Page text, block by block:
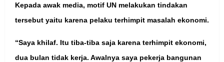
Kepada awak media, motif UN melakukan tindakan
tersebut yaitu karena pelaku terhimpit masalah ekonomi.
“Saya khilaf. Itu tiba-tiba saja karena terhimpit ekonomi,
dua bulan tidak kerja. Awalnya saya pekerja bangunan